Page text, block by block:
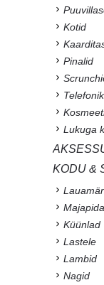
Kotid
Pinalid
Lukuga
KODU &
Küünlad
Lastele
Lambid
Nagid